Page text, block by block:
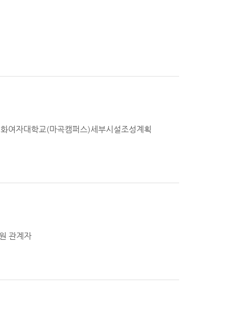
여자대학교(마곡캠퍼스)세부시설조성계획
관계자